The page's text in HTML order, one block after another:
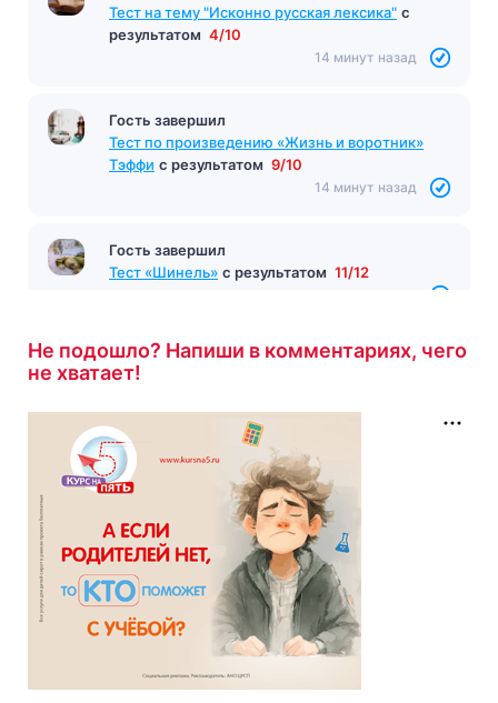
Тест на тему "Исконно русская лексика" с
результатом 4/10
14 минут назад
Гость завершил
Тест по произведению «Жизнь и воротник»
Тэффи с результатом 9/10
14 минут назад
Гость завершил
Тест «Шинель» с результатом 11/12
Не подошло? Напиши в комментариях, чего
не хватает!